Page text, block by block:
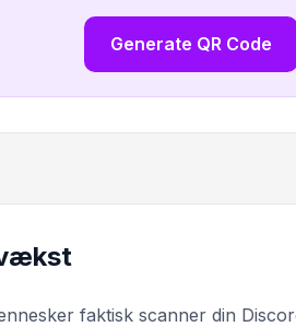
Generate QR Code
faktisk scanner din